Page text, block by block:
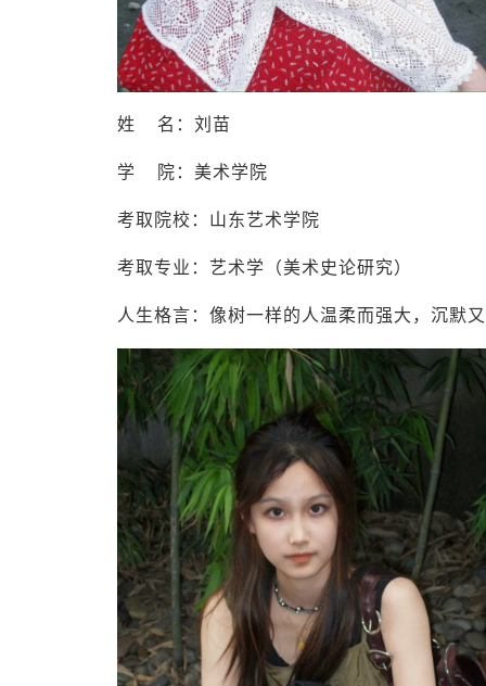
姓 名：刘苗
学 院：美术学院
考取院校：山东艺术学院
考取专业：艺术学（美术史论研究）
人生格言：像树一样的人温柔而强大，沉默